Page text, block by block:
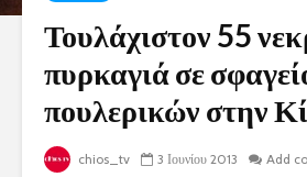
Τουλάχιστον 55
πυρκαγιά σε
πουλερικών στην
chios_tv 3 Ιουνίου 2013
Add